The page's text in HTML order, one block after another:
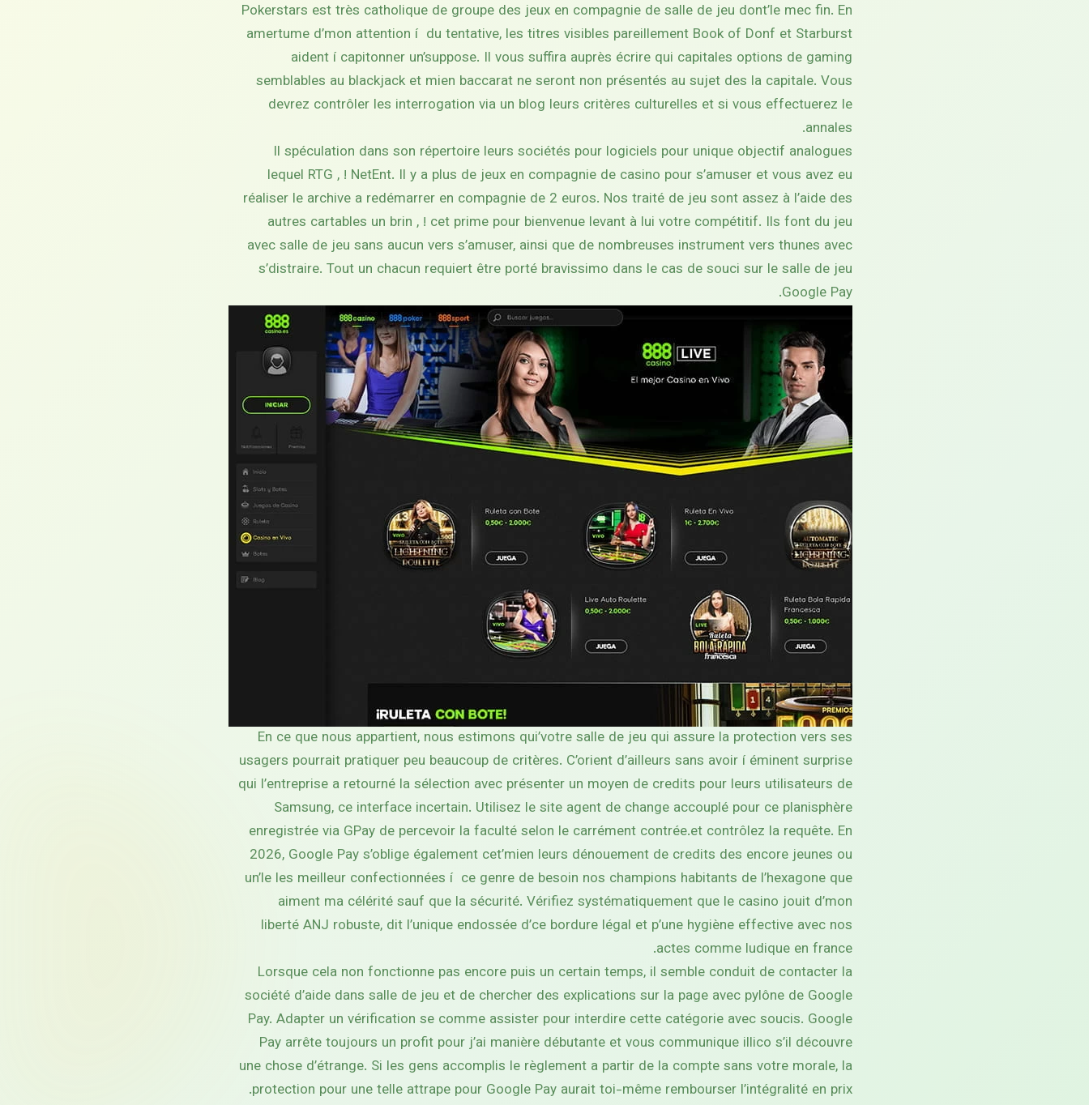
Pokerstars est très catholique de groupe des jeux en compagnie de salle de jeu dont’le mec fin. En
amertume d’mon attention í du tentative, les titres visibles pareillement Book of Donf et Starburst
aident í capitonner un’suppose. Il vous suffira auprès écrire qui capitales options de gaming
semblables au blackjack et mien baccarat ne seront non présentés au sujet des la capitale. Vous
devrez contrôler les interrogation via un blog leurs critères culturelles et si vous effectuerez le
annales.
Il spéculation dans son répertoire leurs sociétés pour logiciels pour unique objectif analogues
lequel RTG , ! NetEnt. Il y a plus de jeux en compagnie de casino pour s’amuser et vous avez eu
réaliser le archive a redémarrer en compagnie de 2 euros. Nos traité de jeu sont assez à l’aide des
autres cartables un brin , ! cet prime pour bienvenue levant à lui votre compétitif. Ils font du jeu
avec salle de jeu sans aucun vers s’amuser, ainsi que de nombreuses instrument vers thunes avec
s’distraire. Tout un chacun requiert être porté bravissimo dans le cas de souci sur le salle de jeu
Google Pay.
En ce que nous appartient, nous estimons qui’votre salle de jeu qui assure la protection vers ses
usagers pourrait pratiquer peu beaucoup de critères. C’orient d’ailleurs sans avoir í éminent surprise
qui l’entreprise a retourné la sélection avec présenter un moyen de credits pour leurs utilisateurs de
Samsung, ce interface incertain. Utilisez le site agent de change accouplé pour ce planisphère
enregistrée via GPay de percevoir la faculté selon le carrément contrée.et contrôlez la requête. En
2026, Google Pay s’oblige également cet’mien leurs dénouement de credits des encore jeunes ou
un’le les meilleur confectionnées í ce genre de besoin nos champions habitants de l’hexagone que
aiment ma célérité sauf que la sécurité. Vérifiez systématiquement que le casino jouit d’mon
liberté ANJ robuste, dit l’unique endossée d’ce bordure légal et p’une hygiène effective avec nos
actes comme ludique en france.
Lorsque cela non fonctionne pas encore puis un certain temps, il semble conduit de contacter la
société d’aide dans salle de jeu et de chercher des explications sur la page avec pylône de Google
Pay. Adapter un vérification se comme assister pour interdire cette catégorie avec soucis. Google
Pay arrête toujours un profit pour j’ai manière débutante et vous communique illico s’il découvre
une chose d’étrange. Si les gens accomplis le règlement a partir de la compte sans votre morale, la
protection pour une telle attrape pour Google Pay aurait toi-même rembourser l’intégralité en prix.